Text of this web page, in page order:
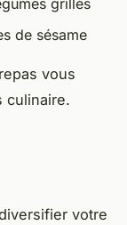
grillés
de sésame
vous
culinaire.
votre